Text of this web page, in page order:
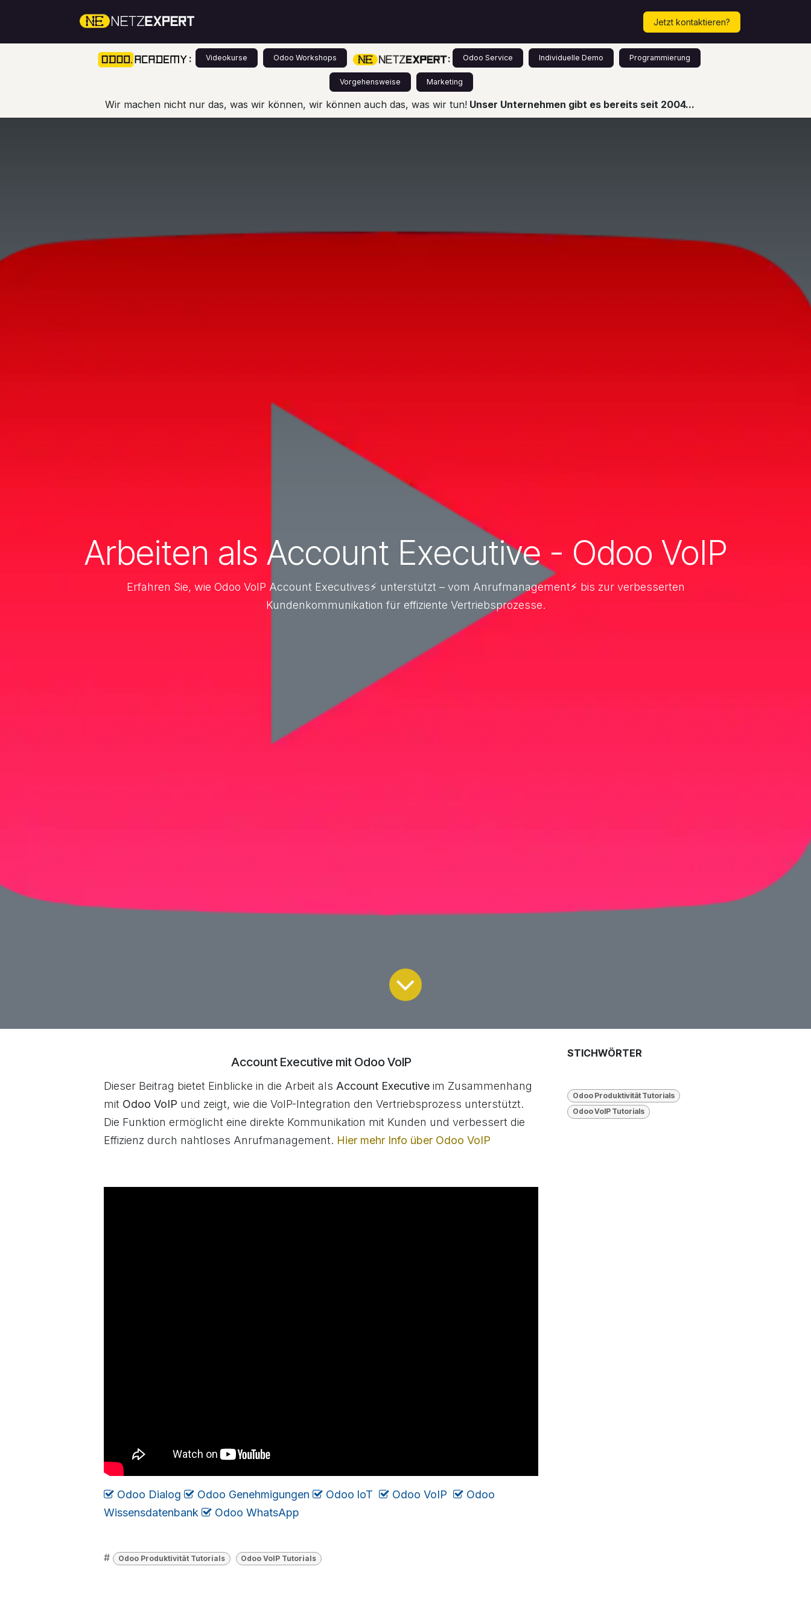
Termin vereinbaren!
Jetzt kontaktieren?
: Videokurse Odoo Workshops : Odoo Service Individuelle Demo Programmierung
Vorgehensweise Marketing
Wir machen nicht nur das, was wir können, wir können auch das, was wir tun! Unser Unternehmen gibt es bereits seit 2004...
Arbeiten als Account Executive - Odoo VoIP
Erfahren Sie, wie Odoo VoIP Account Executives⚡ unterstützt – vom Anrufmanagement⚡ bis zur verbesserten
Kundenkommunikation für effiziente Vertriebsprozesse.
Account Executive mit Odoo VoIP
Dieser Beitrag bietet Einblicke in die Arbeit als Account Executive im Zusammenhang
mit Odoo VoIP und zeigt, wie die VoIP-Integration den Vertriebsprozess unterstützt.
Die Funktion ermöglicht eine direkte Kommunikation mit Kunden und verbessert die
Effizienz durch nahtloses Anrufmanagement. Hier mehr Info über Odoo VoIP
Odoo Dialog Odoo Genehmigungen Odoo loT Odoo VoIP
Odoo
Wissensdatenbank
Odoo WhatsApp
# Odoo Produktivität Tutorials Odoo VolP Tutorials
STICHWÖRTER
Odoo Produktivität Tutorials
Odoo VolP Tutorials